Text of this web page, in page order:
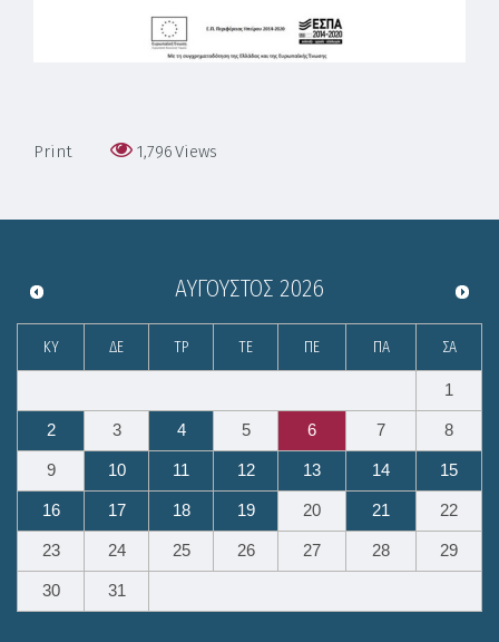
Print 1,796Views
ΑΎΓΟΥΣΤΟΣ 2026
ΚΥ ΔΕ ΤΡ ΤΕ ΠΕ ΠΑ ΣΑ
1
2 3 4 5 6 7 8
9 10 11 12 13 14 15
16 17 18 19 20 21 22
23 24 25 26 27 28 29
30 31